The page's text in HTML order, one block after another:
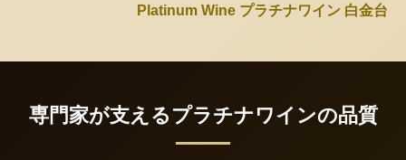
Platinum Wine プラチナワイン 白金台
専門家が支えるプラチナワインの品質